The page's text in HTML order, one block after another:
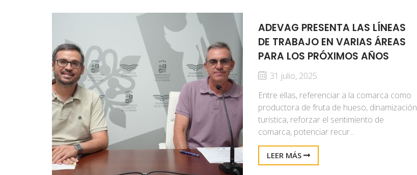
ADEVAG PRESENTA LAS LÍNEAS
DE TRABAJO EN VARIAS ÁREAS
PARA LOS PRÓXIMOS AÑOS
31 julio, 2025
Entre ellas, referenciar a la comarca como
productora de fruta de hueso, dinamización
turística, reforzar el sentimiento de
comarca, potenciar recur...
LEER MÁS